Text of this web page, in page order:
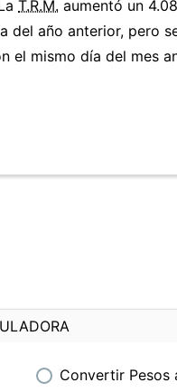
T.R.M. aumentó un
del año anterior, pero
el mismo día del mes
Convertir Pesos